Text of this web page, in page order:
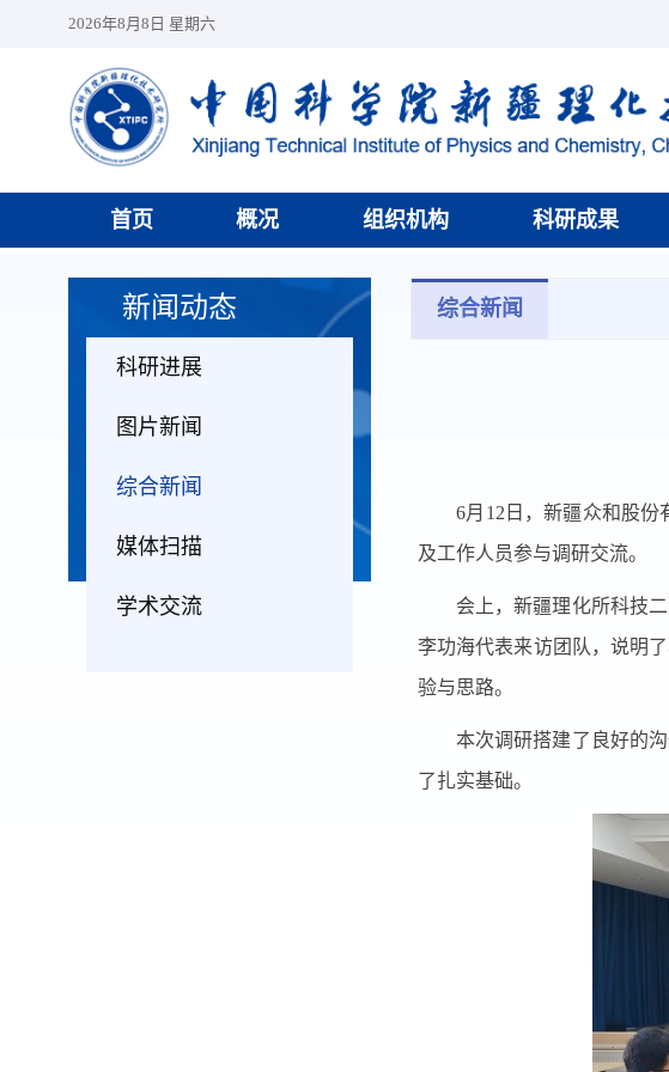
2026年8月8日 星期六
首页 概况 组织机构 科研成果
新闻动态
科研进展
图片新闻
综合新闻
媒体扫描
学术交流
综合新闻
6月12日，新疆众和股
及工作人员参与调研交流。
会上，新疆理化所科技
李功海代表来访团队，说明
验与思路。
本次调研搭建了良好的
了扎实基础。